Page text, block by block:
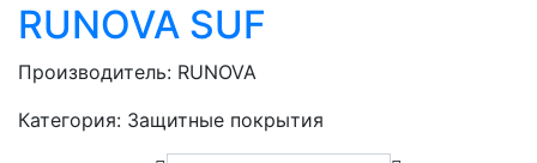
RUNOVA SUF
Производитель: RUNOVA
Категория: Защитные покрытия